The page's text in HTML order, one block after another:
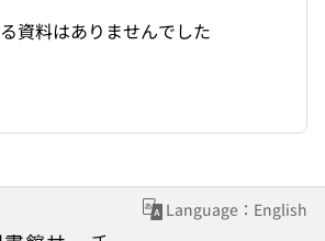
資料はありませんでした
Language：English